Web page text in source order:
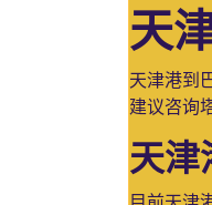
天
天津港到
建议咨询
天津